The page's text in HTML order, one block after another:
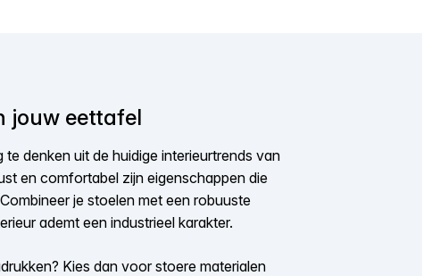
jouw eettafel
te denken uit de huidige interieurtrends van
en comfortabel zijn eigenschappen die
je stoelen met een robuuste
ademt een industrieel karakter.
Kies dan voor stoere materialen